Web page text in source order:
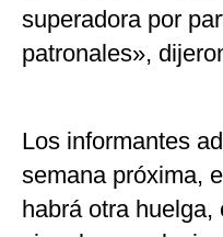
superadora por
patronales»,
Los informantes
semana próxima,
habrá otra huelga,